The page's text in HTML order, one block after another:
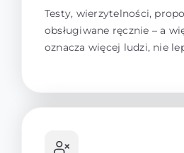
Testy, wierzytelności,
obsługiwane ręcznie – a
oznacza więcej ludzi, nie